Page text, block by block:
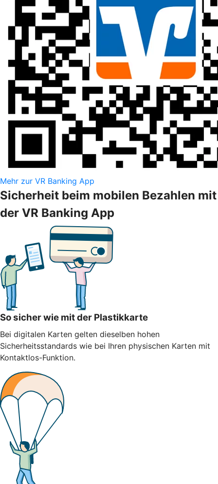
Mehr zur VR Banking App
Sicherheit beim mobilen Bezahlen mit
der VR Banking App
So sicher wie mit der Plastikkarte
Bei digitalen Karten gelten dieselben hohen
Sicherheitsstandards wie bei Ihren physischen Karten mit
Kontaktlos-Funktion.